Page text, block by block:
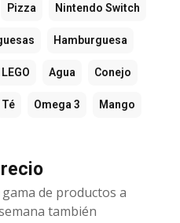
Pizza Nintendo Switch
Hamburguesa
LEGO Agua Conejo
Té Omega 3 Mango
de productos a
también